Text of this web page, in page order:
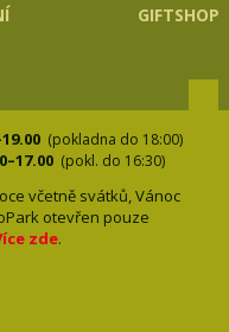
GIFTSHOP
(pokladna do 18:00)
(pokl. do 16:30)
včetně svátků, Vánoc
otevřen pouze
zde.